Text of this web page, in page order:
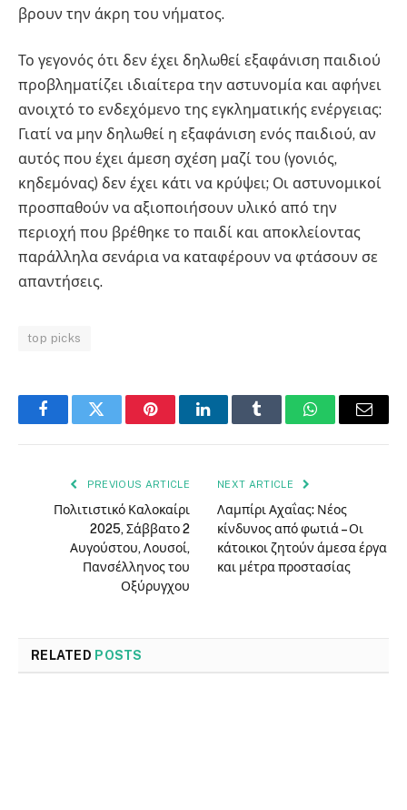
βρουν την άκρη του νήματος.
Το γεγονός ότι δεν έχει δηλωθεί εξαφάνιση παιδιού
προβληματίζει ιδιαίτερα την αστυνομία και αφήνει
ανοιχτό το ενδεχόμενο της εγκληματικής ενέργειας:
Γιατί να μην δηλωθεί η εξαφάνιση ενός παιδιού, αν
αυτός που έχει άμεση σχέση μαζί του (γονιός,
κηδεμόνας) δεν έχει κάτι να κρύψει; Οι αστυνομικοί
προσπαθούν να αξιοποιήσουν υλικό από την
περιοχή που βρέθηκε το παιδί και αποκλείοντας
παράλληλα σενάρια να καταφέρουν να φτάσουν σε
απαντήσεις.
top picks
FacebookTwitter PinterestLinkedInTumblr WhatsAppEmail
PREVIOUS ARTICLE
Πολιτιστικό Καλοκαίρι
2025, Σάββατο 2
Αυγούστου, Λουσοί,
Πανσέλληνος του
Οξύρυγχου
NEXT ARTICLE
Λαμπίρι Αχαΐας: Νέος
κίνδυνος από φωτιά – Οι
κάτοικοι ζητούν άμεσα έργα
και μέτρα προστασίας
RELATED POSTS